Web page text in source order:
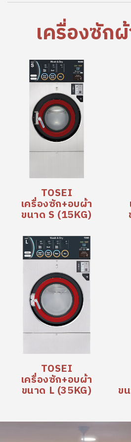
เครื่องซัก
TOSEI
เครื่องซัก+อบผ้า
ขนาด S (15KG)
TOSEI
เครื่องซัก+อบผ้า
ขนาด L (35KG) ข